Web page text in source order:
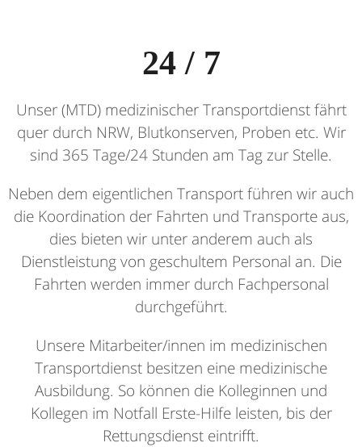
24 / 7
Unser (MTD) medizinischer Transportdienst fährt
quer durch NRW, Blutkonserven, Proben etc. Wir
sind 365 Tage/24 Stunden am Tag zur Stelle.
Neben dem eigentlichen Transport führen wir auch
die Koordination der Fahrten und Transporte aus,
dies bieten wir unter anderem auch als
Dienstleistung von geschultem Personal an. Die
Fahrten werden immer durch Fachpersonal
durchgeführt.
Unsere Mitarbeiter/innen im medizinischen
Transportdienst besitzen eine medizinische
Ausbildung. So können die Kolleginnen und
Kollegen im Notfall Erste-Hilfe leisten, bis der
Rettungsdienst eintrifft.